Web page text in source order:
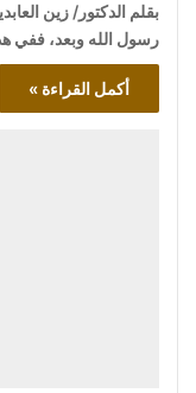
بقلم الدكتور/ زين
رسول الله وبعد، ففي
أكمل القراءة »